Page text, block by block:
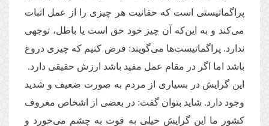
پراگماتیستی است‌ که حقانیت هر چیزی را از عمل اثبات
می‌کند و به این‌که آن چیز خود حق است یا باطل، توجهی
ندارد. پراگماتیست‌ها می‌گویند: فرض کنیم که چیزی دروغ
باشد اما اگر در مقام عمل مفید‌ باشد ارزش حقیقی دارد.
این گرایش در بسیاری از مردم به صورت ضعیف و شدید
وجود دارد. شاید بتوان گفت: در بعضی از اشخاص معروف
کشور ما این گرایش خیلی به قوت به چشم می‌خورد و